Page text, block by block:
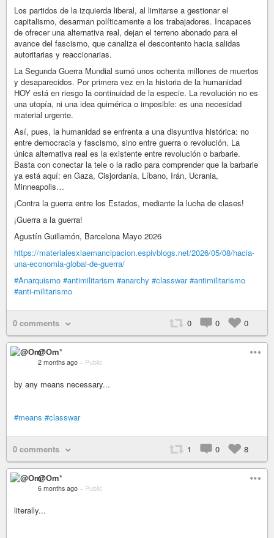
Los partidos de la izquierda liberal, al limitarse a gestionar el
capitalismo, desarman políticamente a los trabajadores. Incapaces
de ofrecer una alternativa real, dejan el terreno abonado para el
avance del fascismo, que canaliza el descontento hacia salidas
autoritarias y reaccionarias.
La Segunda Guerra Mundial sumó unos ochenta millones de muertos
y desaparecidos. Por primera vez en la historia de la humanidad
HOY está en riesgo la continuidad de la especie. La revolución no es
una utopía, ni una idea quimérica o imposible: es una necesidad
material urgente.
Así, pues, la humanidad se enfrenta a una disyuntiva histórica: no
entre democracia y fascismo, sino entre guerra o revolución. La
única alternativa real es la existente entre revolución o barbarie.
Basta con conectar la tele o la radio para comprender que la barbarie
ya está aquí: en Gaza, Cisjordania, Líbano, Irán, Ucrania,
Minneapolis…
¡Contra la guerra entre los Estados, mediante la lucha de clases!
¡Guerra a la guerra!
Agustín Guillamón, Barcelona Mayo 2026
https://materialesxlaemancipacion.espivblogs.net/2026/05/08/hacia-
una-economia-global-de-guerra/
#Anarquismo #antimilitarism #anarchy #classwar #antimilitarismo
#anti-militarismo
0 comments 0 0 0
@Om*
2 months ago – Public
by any means necessary...
#means #classwar
0 comments 1 0 8
@Om*
6 months ago – Public
literally...